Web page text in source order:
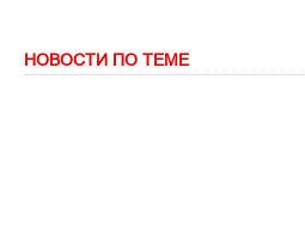
НОВОСТИ ПО ТЕМЕ